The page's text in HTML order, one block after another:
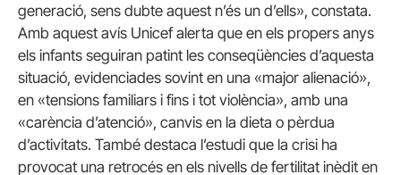
generació, sens dubte aquest n’és un d’ells», constata.
Amb aquest avís Unicef alerta que en els propers anys
els infants seguiran patint les conseqüències d’aquesta
situació, evidenciades sovint en una «major alienació»,
en «tensions familiars i fins i tot violència», amb una
«carència d’atenció», canvis en la dieta o pèrdua
d’activitats. També destaca l’estudi que la crisi ha
provocat una retrocés en els nivells de fertilitat inèdit en